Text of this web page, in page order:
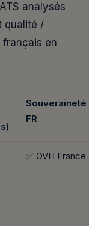
analysés
qualité /
en
Souveraineté
FR
✅ OVH France